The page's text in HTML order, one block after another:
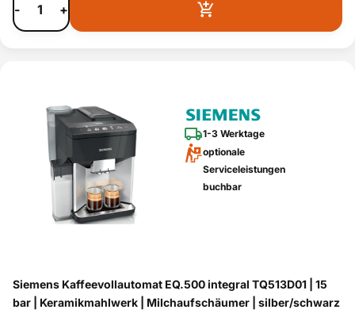
- +
1-3 Werktage
optionale
Serviceleistungen
buchbar
Siemens Kaffeevollautomat EQ.500 integral TQ513D01 | 15
bar | Keramikmahlwerk | Milchaufschäumer | silber/schwarz